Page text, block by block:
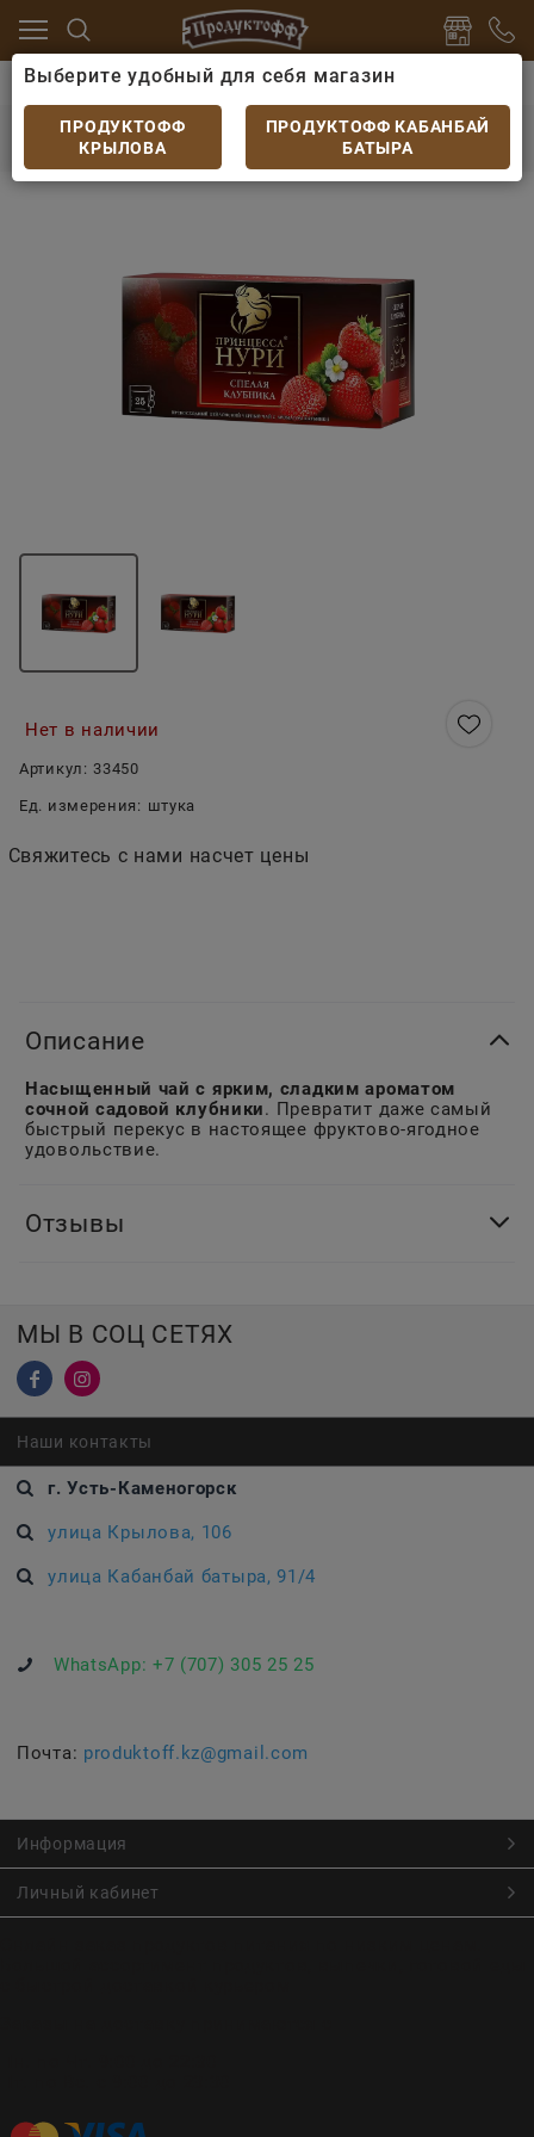
Чай
Чай черный Принцесса Нури Клубника
Чай черный Принцесса Нури Клубника 25
Нет в наличии
Артикул: 33450
Ед. измерения: штука
Свяжитесь с нами насчет цены
Описание
Насыщенный чай с ярким, сладким ароматом
сочной садовой клубники. Превратит даже самый
быстрый перекус в настоящее фруктово-ягодное
удовольствие.
Отзывы
МЫ В СОЦ СЕТЯХ
Наши контакты
г. Усть-Каменогорск
улица Крылова, 106
улица Кабанбай батыра, 91/4
WhatsApp: +7 (707) 305 25 25
Почта: produktoff.kz@gmail.com
Информация
Личный кабинет
Выберите удобный для себя магазин
ПРОДУКТОФФ
КРЫЛОВА
ПРОДУКТОФФ КАБАНБАЙ
БАТЫРА